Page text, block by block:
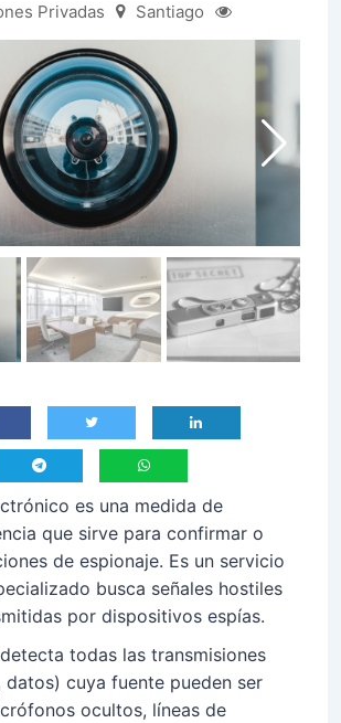
Privadas
Santiago
es una medida de
que sirve para confirmar o
de espionaje. Es un servicio
busca señales hostiles
por dispositivos espías.
todas las transmisiones
datos) cuya fuente pueden ser
ocultos, líneas de